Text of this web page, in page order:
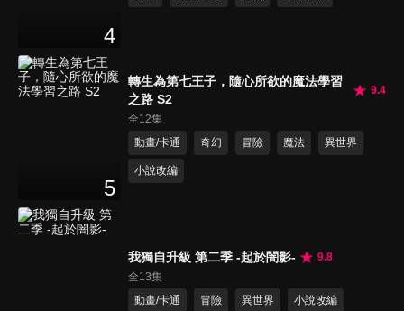
4
5
轉生為第七王子，隨心所欲的魔法學習
之路 S2
9.4
全12集
動畫/卡通
奇幻 冒險 魔法 異世界
小說改編
我獨自升級 第二季 -起於闇影-
9.8
全13集
動畫/卡通
冒險 異世界 小說改編